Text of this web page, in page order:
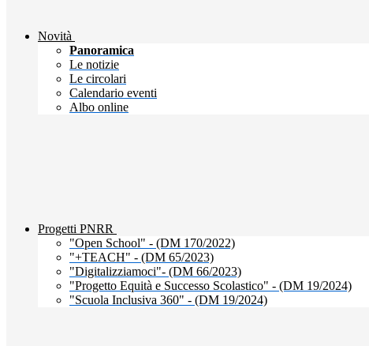
Novità
Panoramica
Le notizie
Le circolari
Calendario eventi
Albo online
Progetti PNRR
"Open School" - (DM 170/2022)
"+TEACH" - (DM 65/2023)
"Digitalizziamoci"- (DM 66/2023)
"Progetto Equità e Successo Scolastico" - (DM 19/2024)
"Scuola Inclusiva 360" - (DM 19/2024)